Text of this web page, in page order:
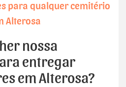
para qualquer cemitério
Alterosa
nossa
entregar
em Alterosa?